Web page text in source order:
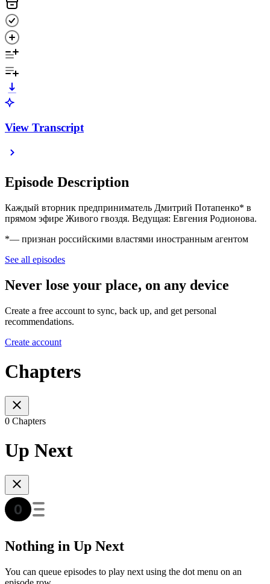
View Transcript
Episode Description
Каждый вторник предприниматель Дмитрий Потапенко* ‪в
прямом эфире Живого гвоздя. Ведущая: Евгения Родионова.
*— признан российскими властями иностранным агентом
See all episodes
Never lose your place, on any device
Create a free account to sync, back up, and get personal
recommendations.
Create account
Chapters
0 Chapters
Up Next
Nothing in Up Next
You can queue episodes to play next using the dot menu on an